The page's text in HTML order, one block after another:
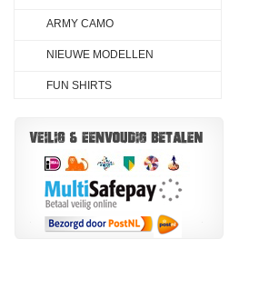
ARMY CAMO
NIEUWE MODELLEN
FUN SHIRTS